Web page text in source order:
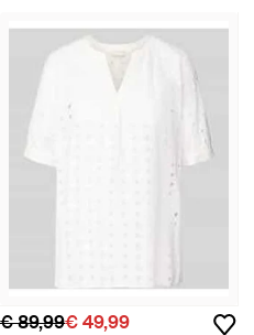
€ 89,99€ 49,99